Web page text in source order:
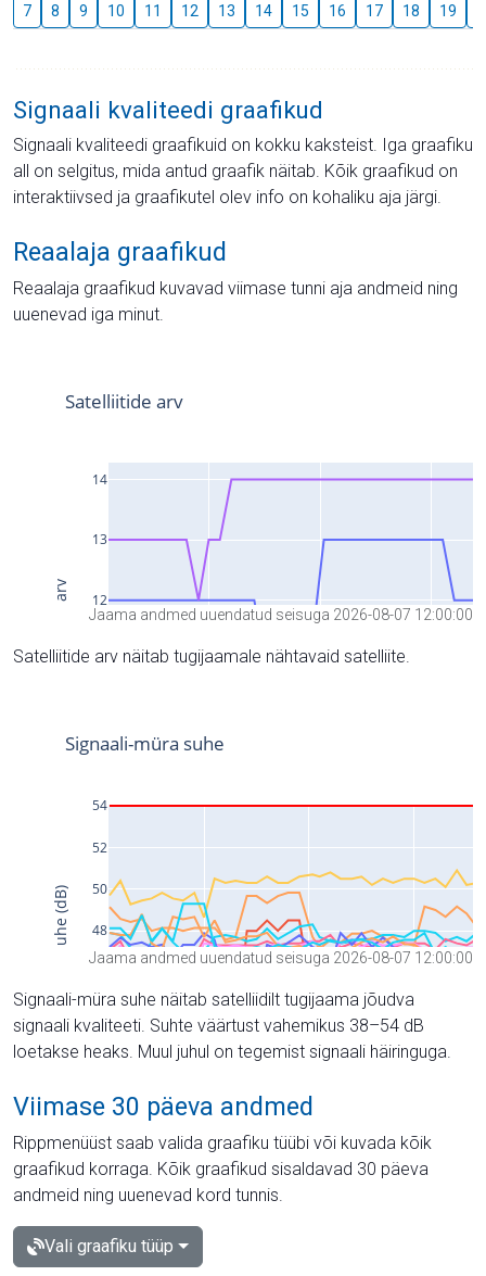
7 8 9 10 11 12 13 14 15 16 17 18 19
Signaali kvaliteedi graafikud
Signaali kvaliteedi graafikuid on kokku kaksteist. Iga graafiku
all on selgitus, mida antud graafik näitab. Kõik graafikud on
interaktiivsed ja graafikutel olev info on kohaliku aja järgi.
Reaalaja graafikud
Reaalaja graafikud kuvavad viimase tunni aja andmeid ning
uuenevad iga minut.
Jaama andmed uuendatud seisuga 2026-08-07 12:00:00
Satelliitide arv näitab tugijaamale nähtavaid satelliite.
Jaama andmed uuendatud seisuga 2026-08-07 12:00:00
Signaali-müra suhe näitab satelliidilt tugijaama jõudva
signaali kvaliteeti. Suhte väärtust vahemikus 38–54 dB
loetakse heaks. Muul juhul on tegemist signaali häiringuga.
Viimase 30 päeva andmed
Rippmenüüst saab valida graafiku tüübi või kuvada kõik
graafikud korraga. Kõik graafikud sisaldavad 30 päeva
andmeid ning uuenevad kord tunnis.
Vali graafiku tüüp